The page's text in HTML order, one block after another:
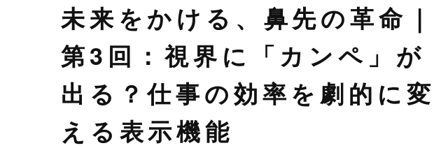
未来をかける、鼻先の革命｜
第3回：視界に「カンペ」が
出る？仕事の効率を劇的に変
える表示機能